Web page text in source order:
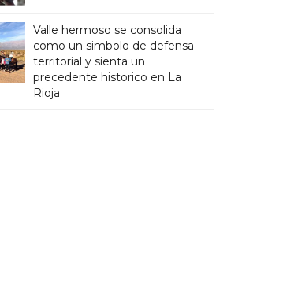
Valle hermoso se consolida
como un simbolo de defensa
territorial y sienta un
precedente historico en La
Rioja